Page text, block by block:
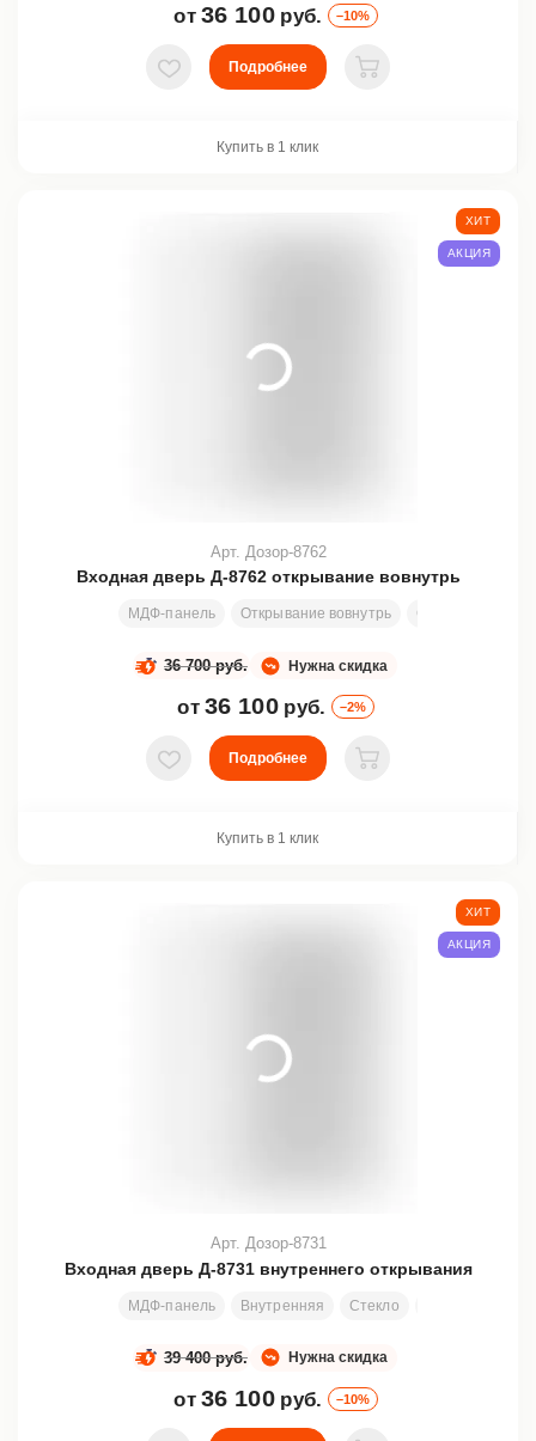
от 36 100 руб. –10%
В избранное
Подробнее
В корзину
Купить в 1 клик
Входная дверь Д-8762 открывание вовнутрь
МДФ-панель Открывание вовнутрь Стекло
Арт. Дозор-8762
Нужна скидка
36 700 руб.
от 36 100 руб. –2%
ХИТ
АКЦИЯ
В избранное
Подробнее
В корзину
Купить в 1 клик
Входная дверь Д-8731 внутреннего открывания
МДФ-панель Внутренняя Стекло
Арт. Дозор-8731
Нужна скидка
39 400 руб.
от 36 100 руб. –10%
ХИТ
АКЦИЯ